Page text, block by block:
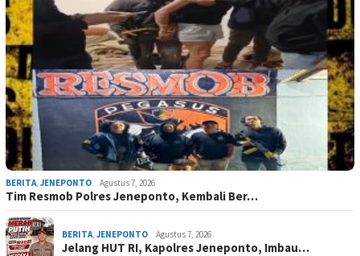
BERITA, JENEPONTO Agustus 7, 2026
Tim Resmob Polres Jeneponto, Kembali Ber…
BERITA, JENEPONTO Agustus 7, 2026
Jelang HUT RI, Kapolres Jeneponto, Imbau…